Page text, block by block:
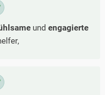
und engagierte